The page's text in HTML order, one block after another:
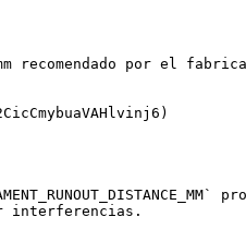
recomendado por el
interferencias.